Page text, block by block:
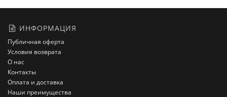
ИНФОРМАЦИЯ
Публичная оферта
Условия возврата
О нас
Контакты
Оплата и доставка
Наши преимущества